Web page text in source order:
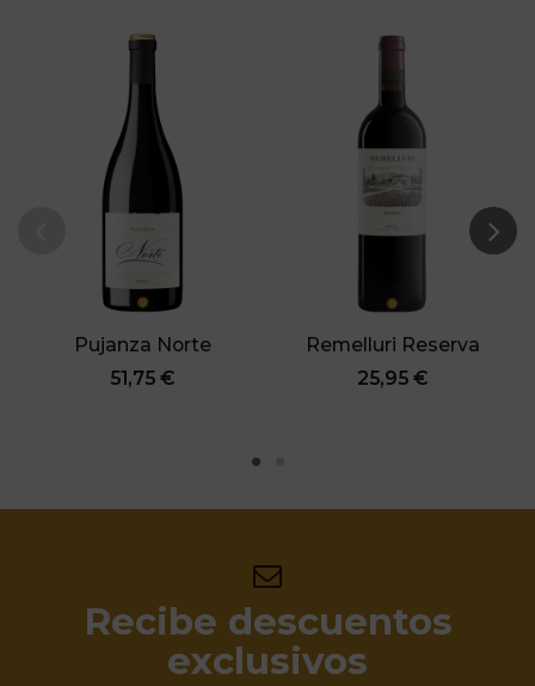
Pujanza Norte
51,75 €
Remelluri Reserva
25,95 €
Recibe descuentos
exclusivos